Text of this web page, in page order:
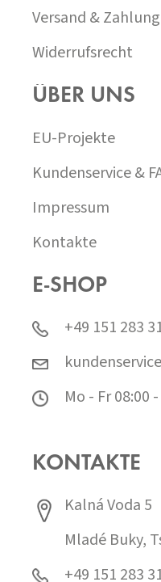
Versand & Zahlung
Widerrufsrecht
ÜBER UNS
EU-Projekte
Kundenservice &
Impressum
Kontakte
E-SHOP
+49 151 283
Mo - Fr 08:00
KONTAKTE
Kalná Voda 5
Mladé Buky,
+49 151 283